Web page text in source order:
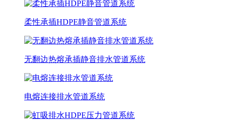
柔性承插HDPE静音管道系统
无翻边热熔承插静音排水管道系统
电熔连接排水管道系统